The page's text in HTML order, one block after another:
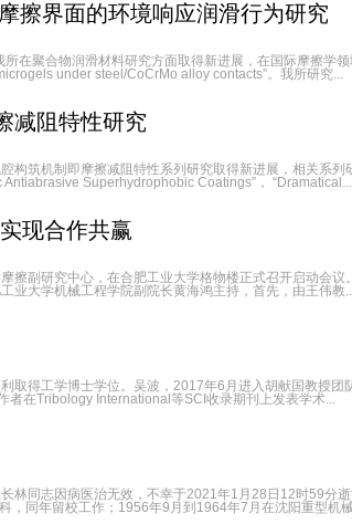
擦界面的环境响应润滑行为研究
在聚合物润滑材料研究方面取得新进展，在国际摩擦学领
under steel/CoCrMo alloy contacts”。我所研究...
减阻特性研究
构筑机制即摩擦减阻特性系列研究取得新进展，相关系列
Superhydrophobic Coatings”， “Dramatical...
现合作共赢
擦副研究中心，在合肥工业大学格物楼正式召开启动会议
业大学机械工程学院副院长黄海鸿主持，首先，由王伟教
取得工学博士学位。吴波，2017年6月进入胡献国教授团
者在Tribology International等SCI收录期刊上发表学术...
林同志因病医治无效，不幸于2021年1月28日12时59分
，同年留校工作；1956年9月到1964年7月在沈阳重型机